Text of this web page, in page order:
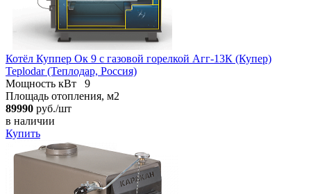
Котёл Куппер Ок 9 с газовой горелкой Агг-13К (Купер)
Teplodar (Теплодар, Россия)
Мощность кВт
9
Площадь отопления, м2
89990 руб./шт
в наличии
Купить